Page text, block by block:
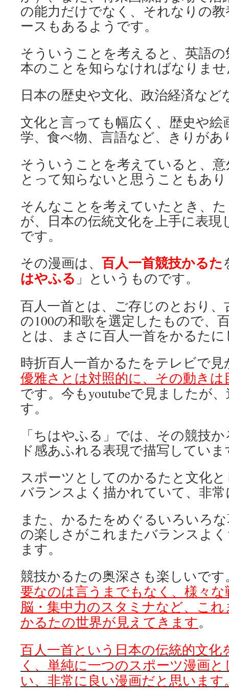
の能力だけでなく、それなりの
ースもあるようです。
そういうことを考えると、英語
本のことを知らなければなりま
日本の歴史や文化、政治経済など
文化と言っても幅広く、歴史や絵
学、食べ物、言語など、きりがあ
そういうことを考えていると、
とって知らないと思うこともあ
そんなことを考えていたとき、
が、日本の伝統文化を上手に表
です。
その漫画は、 百人一首競技かるた
はやふる 」というものです。
百人一首とは、ご存じのとおり、
の100の和歌を選定したもので、
とは、まさに百人一首をかるた
時折百人一首かるたをテレビで
優雅さとは対照的に、その動き
です。今もyoutubeで見ましたが
す。
「ちはやふる」では、その競技
ド感あふれる表現で描写していま
スポーツとしてのかるたと文化
バランスよく描かれていて、非
また、かるたをめぐるいろいろ
の楽しさがこれまたバランスよ
ます。
競技かるたの奥深さも楽しいです
要なのは言うまでもなく、様々
脳・集中力のスタミナなど、こ
かるたの世界が見えてきます。
百人一首という日本の伝統的文
く、単純に一つのスポーツ漫画
い、非常に良い漫画だと思います